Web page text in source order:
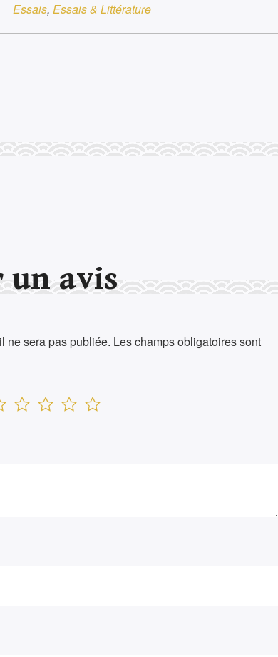
Essais, Essais & Littérature
un avis
ne sera pas publiée. Les champs obligatoires sont